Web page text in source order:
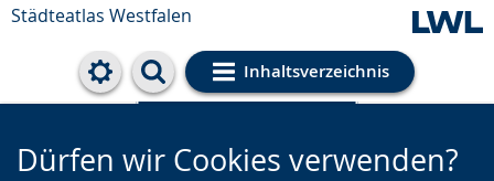
Städteatlas Westfalen
Inhaltsverzeichnis
Cookie-Einstellungen
Dürfen wir Cookies verwenden?